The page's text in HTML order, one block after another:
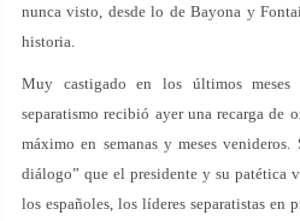
nunca visto, desde lo de Bayona y
historia.
Muy castigado en los últimos
separatismo recibió ayer una recarga de
máximo en semanas y meses
diálogo” que el presidente y su patética
los españoles, los líderes separatistas en